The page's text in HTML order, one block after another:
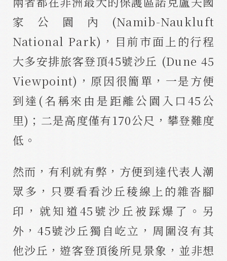
家公園內(Namib-Naukluft
National Park)，目前市面上的行程
大多安排旅客登頂45號沙丘 (Dune 45
Viewpoint)，原因很簡單，一是方便
到達(名稱來由是距離公園入口45公
里)；二是高度僅有170公尺，攀登難度
低。
然而，有利就有弊，方便到達代表人潮
眾多，只要看看沙丘稜線上的雜沓腳
印，就知道45號沙丘被踩爆了。另
外，45號沙丘獨自屹立，周圍沒有其
他沙丘，遊客登頂後所見景象，並非想